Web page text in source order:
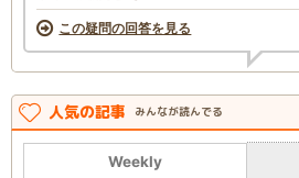
この疑問の回答を見る
人気の記事 みんなが読んでる
Weekly